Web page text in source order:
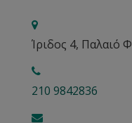
Ίριδος 4, Παλαιό
210 9842836